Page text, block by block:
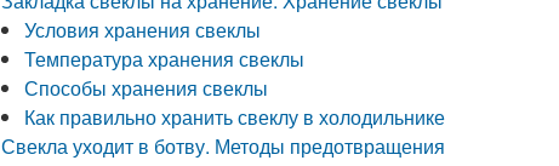
Условия хранения свеклы
Температура хранения свеклы
Способы хранения свеклы
Как правильно хранить свеклу в холодильнике
Свекла уходит в ботву. Методы предотвращения